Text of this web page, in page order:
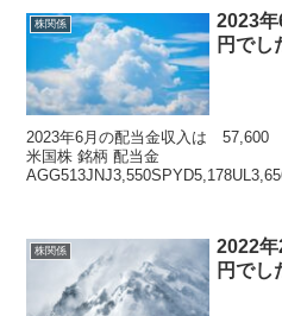
株関係
2023
円でし
2023年6月の配当金収入は 57,600 円でした。 内
米国株 銘柄 配当金
株関係
2022
円でし